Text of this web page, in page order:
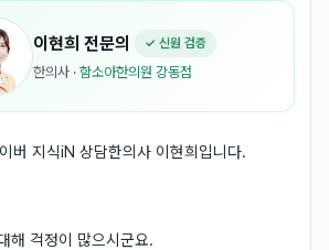
이현희 전문의 ✓ 신원 검증
한의사 · 함소아한의원 강동점
버 지식iN 상담한의사 이현희입니다.
해 걱정이 많으시군요.